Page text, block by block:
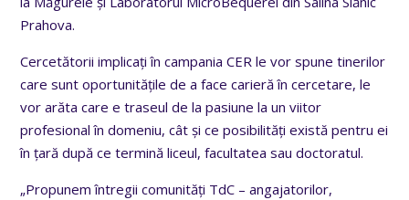
Prahova.
Cercetătorii implicați în campania CER le vor spune tinerilor
care sunt oportunitățile de a face carieră în cercetare, le
vor arăta care e traseul de la pasiune la un viitor
profesional în domeniu, cât și ce posibilități există pentru ei
în țară după ce termină liceul, facultatea sau doctoratul.
„Propunem întregii comunități TdC – angajatorilor,